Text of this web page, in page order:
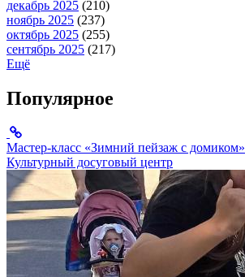
декабрь 2025 (210)
ноябрь 2025 (237)
октябрь 2025 (255)
сентябрь 2025 (217)
Ещё
Популярное
Мастер-класс «Зимний пейзаж с домиком»
Культурный досуговый центр